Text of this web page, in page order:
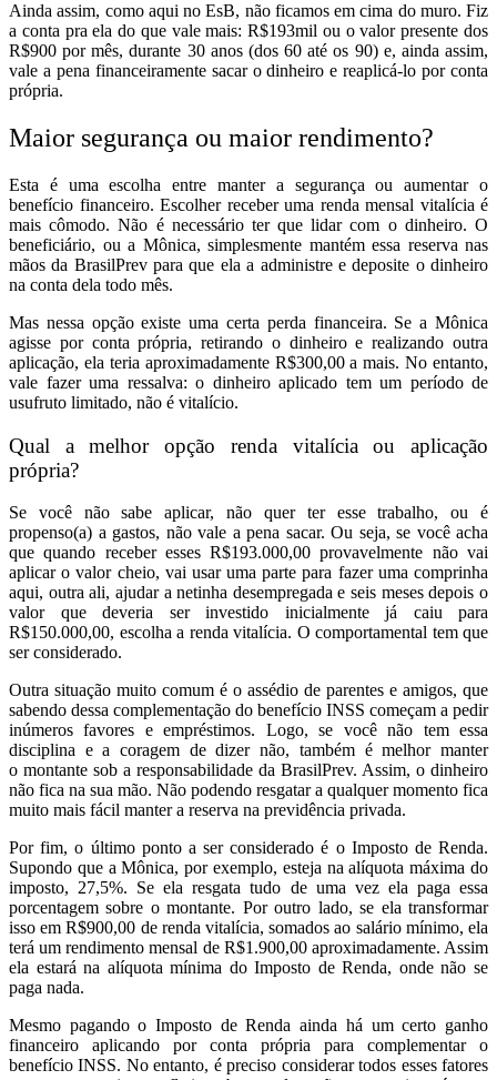
Ainda assim, como aqui no EsB, não ficamos em cima do muro. Fiz
a conta pra ela do que vale mais: R$193mil ou o valor presente dos
R$900 por mês, durante 30 anos (dos 60 até os 90) e, ainda assim,
vale a pena financeiramente sacar o dinheiro e reaplicá-lo por conta
própria.
Maior segurança ou maior rendimento?
Esta é uma escolha entre manter a segurança ou aumentar o
benefício financeiro. Escolher receber uma renda mensal vitalícia é
mais cômodo. Não é necessário ter que lidar com o dinheiro. O
beneficiário, ou a Mônica, simplesmente mantém essa reserva nas
mãos da BrasilPrev para que ela a administre e deposite o dinheiro
na conta dela todo mês.
Mas nessa opção existe uma certa perda financeira. Se a Mônica
agisse por conta própria, retirando o dinheiro e realizando outra
aplicação, ela teria aproximadamente R$300,00 a mais. No entanto,
vale fazer uma ressalva: o dinheiro aplicado tem um período de
usufruto limitado, não é vitalício.
Qual a melhor opção renda vitalícia ou aplicação
própria?
Se você não sabe aplicar, não quer ter esse trabalho, ou é
propenso(a) a gastos, não vale a pena sacar. Ou seja, se você acha
que quando receber esses R$193.000,00 provavelmente não vai
aplicar o valor cheio, vai usar uma parte para fazer uma comprinha
aqui, outra ali, ajudar a netinha desempregada e seis meses depois o
valor que deveria ser investido inicialmente já caiu para
R$150.000,00, escolha a renda vitalícia. O comportamental tem que
ser considerado.
Outra situação muito comum é o assédio de parentes e amigos, que
sabendo dessa complementação do benefício INSS começam a pedir
inúmeros favores e empréstimos. Logo, se você não tem essa
disciplina e a coragem de dizer não, também é melhor manter
o montante sob a responsabilidade da BrasilPrev. Assim, o dinheiro
não fica na sua mão. Não podendo resgatar a qualquer momento fica
muito mais fácil manter a reserva na previdência privada.
Por fim, o último ponto a ser considerado é o Imposto de Renda.
Supondo que a Mônica, por exemplo, esteja na alíquota máxima do
imposto, 27,5%. Se ela resgata tudo de uma vez ela paga essa
porcentagem sobre o montante. Por outro lado, se ela transformar
isso em R$900,00 de renda vitalícia, somados ao salário mínimo, ela
terá um rendimento mensal de R$1.900,00 aproximadamente. Assim
ela estará na alíquota mínima do Imposto de Renda, onde não se
paga nada.
Mesmo pagando o Imposto de Renda ainda há um certo ganho
financeiro aplicando por conta própria para complementar o
benefício INSS. No entanto, é preciso considerar todos esses fatores